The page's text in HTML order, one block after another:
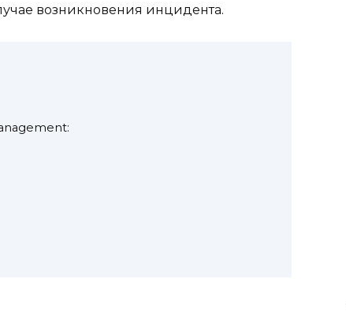
возникновения инцидента.